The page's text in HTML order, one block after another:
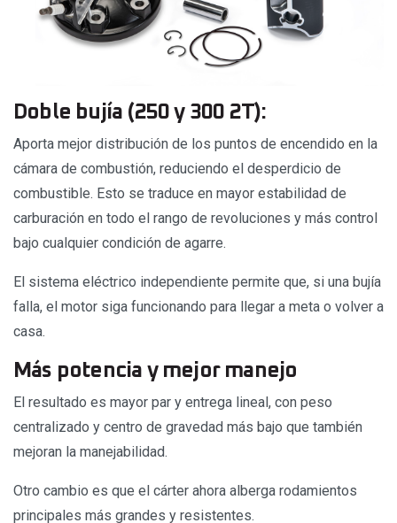
Doble bujía (250 y 300 2T):
Aporta mejor distribución de los puntos de encendido en la
cámara de combustión, reduciendo el desperdicio de
combustible. Esto se traduce en mayor estabilidad de
carburación en todo el rango de revoluciones y más control
bajo cualquier condición de agarre.
El sistema eléctrico independiente permite que, si una bujía
falla, el motor siga funcionando para llegar a meta o volver a
casa.
Más potencia y mejor manejo
El resultado es mayor par y entrega lineal, con peso
centralizado y centro de gravedad más bajo que también
mejoran la manejabilidad.
Otro cambio es que el cárter ahora alberga rodamientos
principales más grandes y resistentes.